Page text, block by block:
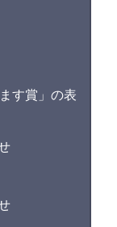
す賞」の表